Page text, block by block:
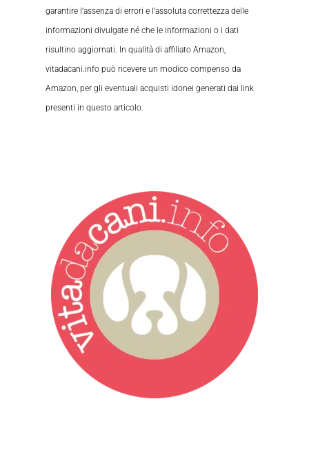
garantire l’assenza di errori e l’assoluta correttezza delle
informazioni divulgate né che le informazioni o i dati
risultino aggiornati. In qualità di affiliato Amazon,
vitadacani.info può ricevere un modico compenso da
Amazon, per gli eventuali acquisti idonei generati dai link
presenti in questo articolo.